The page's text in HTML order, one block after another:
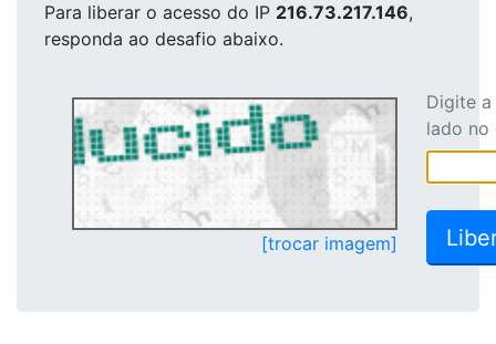
Para liberar o acesso do IP 216.73.217.146,
responda ao desafio abaixo.
[trocar imagem]
Digite
lado no